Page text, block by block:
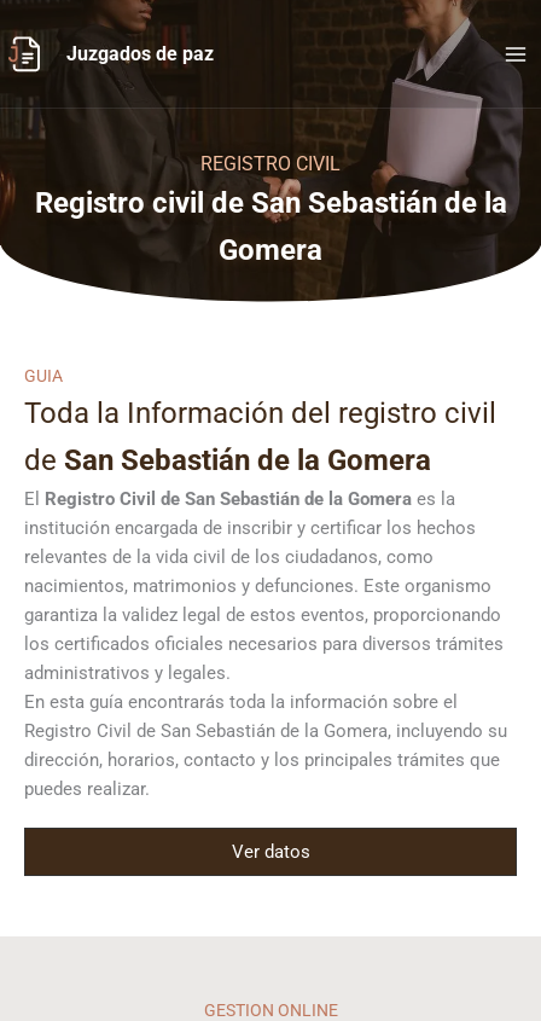
al
contenido
Juzgados de paz
REGISTRO CIVIL
Registro civil de San Sebastián de la
Gomera
GUIA
Toda la Información del registro civil
de San Sebastián de la Gomera
El Registro Civil de San Sebastián de la Gomera es la
institución encargada de inscribir y certificar los hechos
relevantes de la vida civil de los ciudadanos, como
nacimientos, matrimonios y defunciones. Este organismo
garantiza la validez legal de estos eventos, proporcionando
los certificados oficiales necesarios para diversos trámites
administrativos y legales.
En esta guía encontrarás toda la información sobre el
Registro Civil de San Sebastián de la Gomera, incluyendo su
dirección, horarios, contacto y los principales trámites que
puedes realizar.
Ver datos
GESTION ONLINE